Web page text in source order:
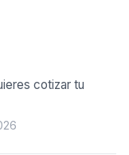
cotizar tu